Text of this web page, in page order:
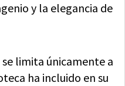
y la elegancia de
limita únicamente a
ha incluido en su